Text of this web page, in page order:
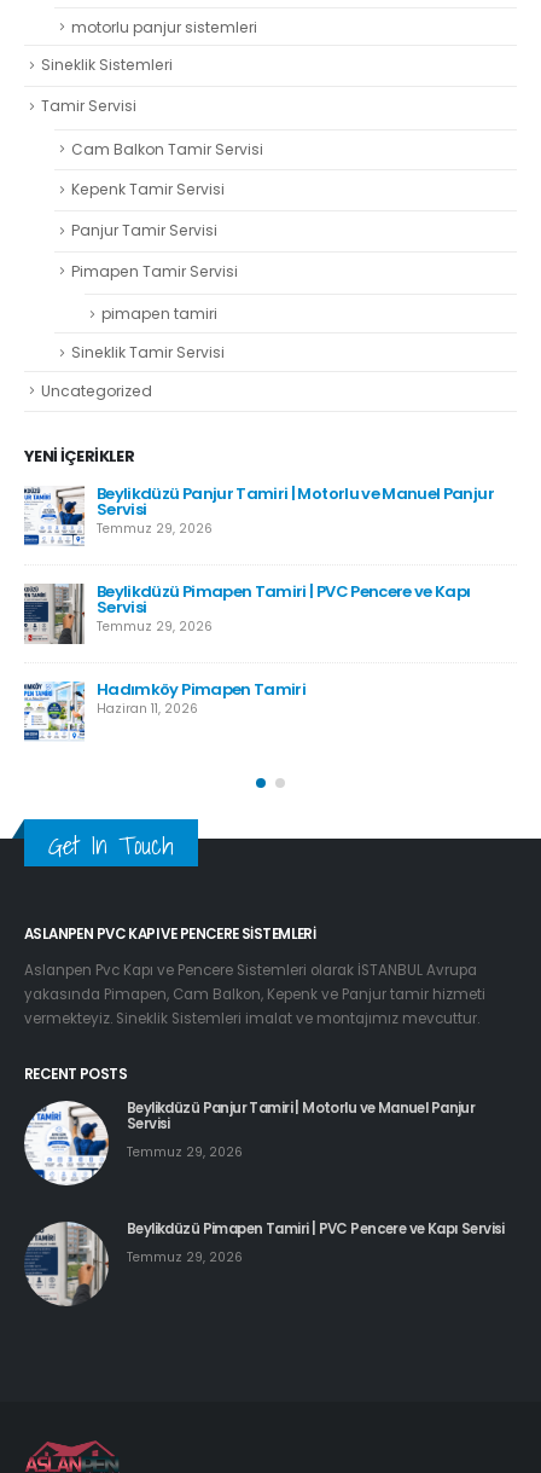
motorlu panjur sistemleri
Sineklik Sistemleri
Tamir Servisi
Cam Balkon Tamir Servisi
Kepenk Tamir Servisi
Panjur Tamir Servisi
Pimapen Tamir Servisi
pimapen tamiri
Sineklik Tamir Servisi
Uncategorized
YENI İÇERIKLER
Beylikdüzü Panjur Tamiri | Motorlu ve Manuel Panjur
Servisi
Temmuz 29, 2026
Beylikdüzü Pimapen Tamiri | PVC Pencere ve Kapı
Servisi
Temmuz 29, 2026
Hadımköy Pimapen Tamiri
Haziran 11, 2026
Get In Touch
ASLANPEN PVC KAPI VE PENCERE SISTEMLERI
Aslanpen Pvc Kapı ve Pencere Sistemleri olarak İSTANBUL Avrupa
yakasında Pimapen, Cam Balkon, Kepenk ve Panjur tamir hizmeti
vermekteyiz. Sineklik Sistemleri imalat ve montajımız mevcuttur.
RECENT POSTS
Beylikdüzü Panjur Tamiri | Motorlu ve Manuel Panjur
Servisi
Temmuz 29, 2026
Beylikdüzü Pimapen Tamiri | PVC Pencere ve Kapı Servisi
Temmuz 29, 2026